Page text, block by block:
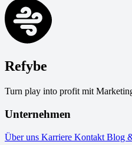
Refybe
Turn play into profit mit
Unternehmen
Über uns Karriere Kontakt Blog